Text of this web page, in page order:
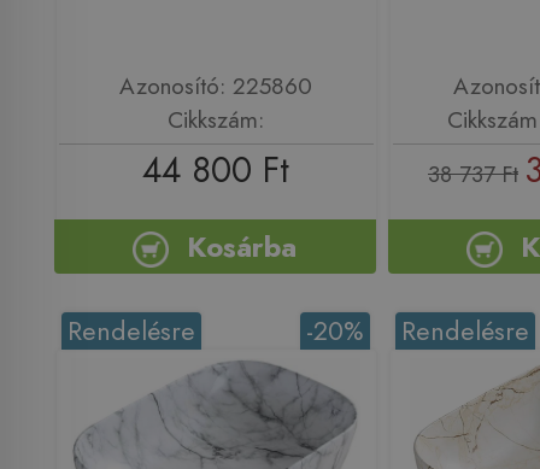
Azonosító: 225860
Cikkszám:
44 800 Ft
Kosárba
38 737 Ft
-20%
Rendelésre Rendelésre